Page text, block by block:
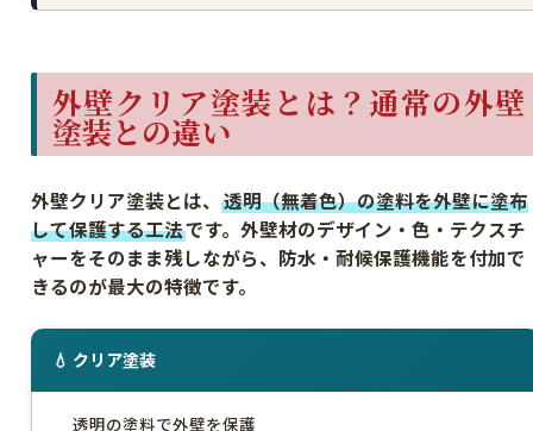
外壁クリア塗装とは？通常の外壁
塗装との違い
外壁クリア塗装とは、 透明（無着色）の塗料を外壁に塗布
して保護する工法です。外壁材のデザイン・色・テクスチ
ャーをそのまま残しながら、防水・耐候保護機能を付加で
きるのが最大の特徴です。
💧 クリア塗装
透明の塗料で外壁を保護